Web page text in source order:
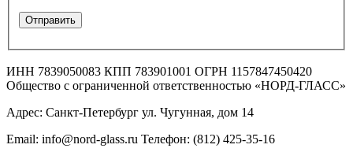
ИНН 7839050083 КПП 783901001 ОГРН 1157847450420
Общество с ограниченной ответственностью «НОРД-ГЛАСС»
Адрес: Санкт-Петербург ул. Чугунная, дом 14
Email: info@nord-glass.ru Телефон: (812) 425-35-16